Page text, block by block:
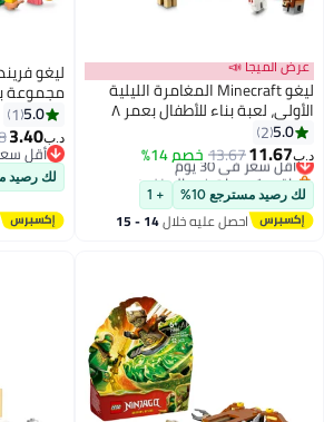
عرض الميجا 📣
ليغو ‏Minecraft المغامرة الليلية
الأولى، لعبة بناء للأطفال بعمر ٨
سنوات وأكثر (٣٠١ قطعة) 21593
5.0
2
د.ب‏11.67
13.67خصم 14% أقل سعر في 30 يوم
باقي 1 وحدات في المخزون
أقل سعر في 30 يوم
لك رصيد مسترجع 10% + 1
احصل عليه خلال 14 - 15
ليغو
وأكثر (١١٦ قطعة) 42690
5.0
1
د.ب‏3.40
أقل سعر
أقل سعر
لك رصيد